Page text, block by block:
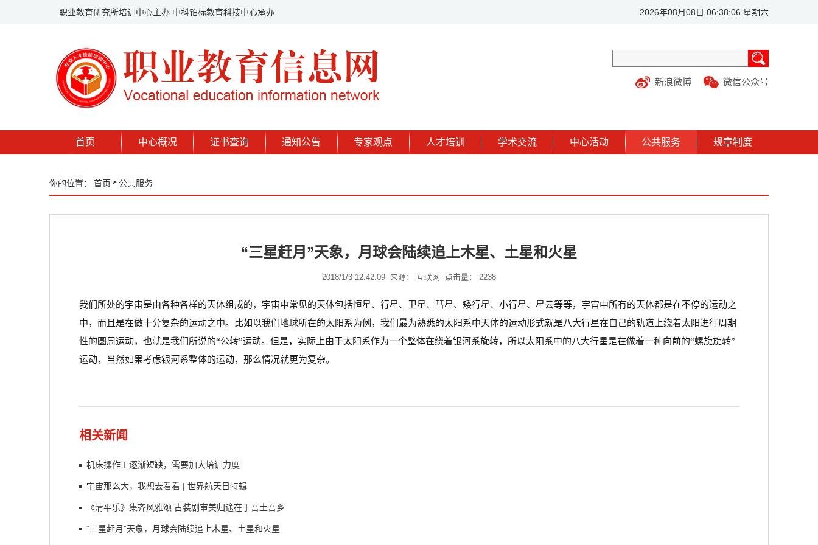
职业教育研究所培训中心主办 中科铂标教育科技中心承办 2026年08月08日 06:38:06 星期六
新浪微博 微信公众号
首页 中心概况 证书查询 通知公告 专家观点 人才培训 学术交流 中心活动 公共服务 规章制度
你的位置： 首页 > 公共服务
“三星赶月”天象，月球会陆续追上木星、土星和火星
2018/1/3 12:42:09 来源： 互联网 点击量： 2238
我们所处的宇宙是由各种各样的天体组成的，宇宙中常见的天体包括恒星、行星、卫星、彗星、矮行星、小行星、星云等等，宇宙中所有的天体都是在不停的运动之
中，而且是在做十分复杂的运动之中。比如以我们地球所在的太阳系为例，我们最为熟悉的太阳系中天体的运动形式就是八大行星在自己的轨道上绕着太阳进行周期
性的圆周运动，也就是我们所说的“公转”运动。但是，实际上由于太阳系作为一个整体在绕着银河系旋转，所以太阳系中的八大行星是在做着一种向前的“螺旋旋转”
运动，当然如果考虑银河系整体的运动，那么情况就更为复杂。
相关新闻
机床操作工逐渐短缺，需要加大培训力度
宇宙那么大，我想去看看 | 世界航天日特辑
《清平乐》集齐风雅颂 古装剧审美归途在于吾土吾乡
“三星赶月”天象，月球会陆续追上木星、土星和火星